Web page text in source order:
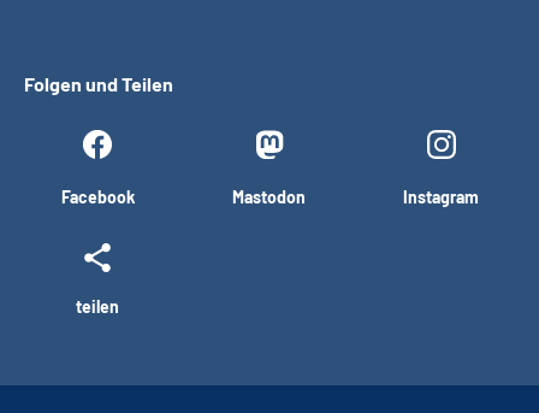
Folgen und Teilen
Facebook Mastodon Instagram
teilen